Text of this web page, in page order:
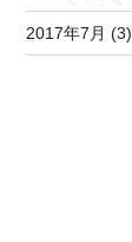
2017年7月 (3)